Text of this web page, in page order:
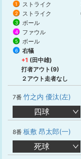
1 ストライク
2 ストライク
3 ボール
4 ファウル
5 ボール
6
右犠
+1 (田中雄)
打者アウト(9)
２アウト走者なし
7番 竹之内 優汰(左)
四球
8番 板敷 昂太郎(一)
死球